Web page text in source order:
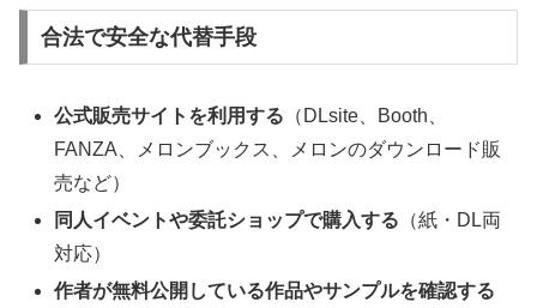
合法で安全な代替手段
公式販売サイトを利用する （DLsite、Booth、
FANZA、メロンブックス、メロンのダウンロード販
売など）
同人イベントや委託ショップで購入する （紙・DL両
対応）
作者が無料公開している作品やサンプルを確認する